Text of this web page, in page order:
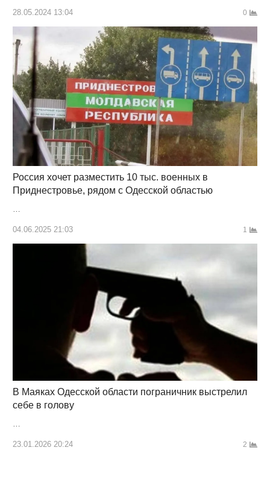
28.05.2024 13:04 0
Россия хочет разместить 10 тыс. военных в
Приднестровье, рядом с Одесской областью
04.06.2025 21:03 1
В Маяках Одесской области пограничник выстрелил
себе в голову
…
23.01.2026 20:24 2